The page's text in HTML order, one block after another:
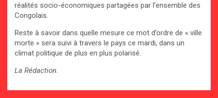
réalités socio-économiques partagées par l’ensemble des
Congolais.
Reste à savoir dans quelle mesure ce mot d’ordre de « ville
morte » sera suivi à travers le pays ce mardi, dans un
climat politique de plus en plus polarisé.
La Rédaction.